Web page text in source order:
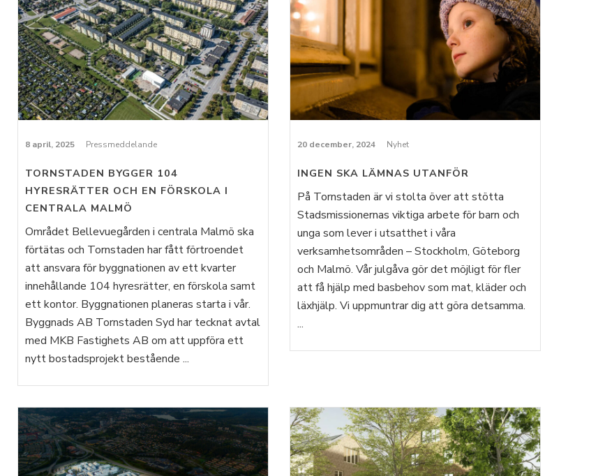
8 april, 2025 Pressmeddelande
TORNSTADEN BYGGER 104
HYRESRÄTTER OCH EN FÖRSKOLA I
CENTRALA MALMÖ
Området Bellevuegården i centrala Malmö ska
förtätas och Tornstaden har fått förtroendet
att ansvara för byggnationen av ett kvarter
innehållande 104 hyresrätter, en förskola samt
ett kontor. Byggnationen planeras starta i vår.
Byggnads AB Tornstaden Syd har tecknat avtal
med MKB Fastighets AB om att uppföra ett
nytt bostadsprojekt bestående ...
20 december, 2024 Nyhet
INGEN SKA LÄMNAS UTANFÖR
På Tornstaden är vi stolta över att stötta
Stadsmissionernas viktiga arbete för barn och
unga som lever i utsatthet i våra
verksamhetsområden – Stockholm, Göteborg
och Malmö. Vår julgåva gör det möjligt för fler
att få hjälp med basbehov som mat, kläder och
läxhjälp. Vi uppmuntrar dig att göra detsamma.
...